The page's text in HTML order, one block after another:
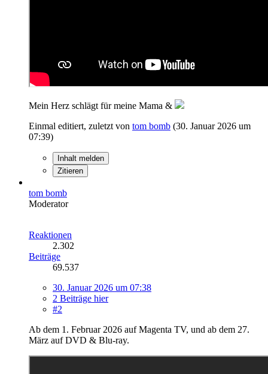
Mein Herz schlägt für meine Mama &
Einmal editiert, zuletzt von tom bomb (30. Januar 2026 um
07:39)
Inhalt melden
Zitieren
tom bomb
Moderator
Reaktionen
2.302
Beiträge
69.537
30. Januar 2026 um 07:38
2 Beiträge hier
#2
Ab dem 1. Februar 2026 auf Magenta TV, und ab dem 27.
März auf DVD & Blu-ray.